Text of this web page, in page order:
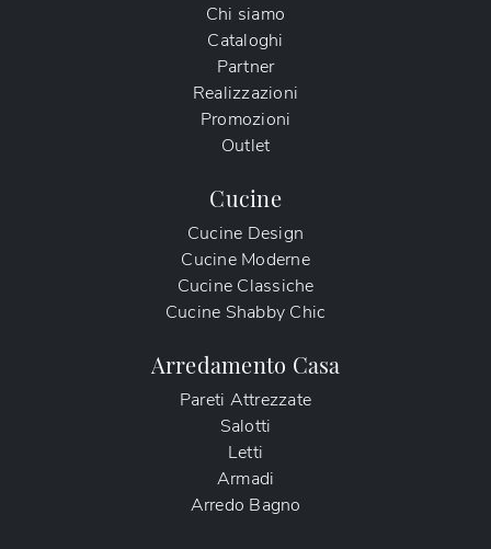
Chi siamo
Cataloghi
Partner
Realizzazioni
Promozioni
Outlet
Cucine
Cucine Design
Cucine Moderne
Cucine Classiche
Cucine Shabby Chic
Arredamento Casa
Pareti Attrezzate
Salotti
Letti
Armadi
Arredo Bagno